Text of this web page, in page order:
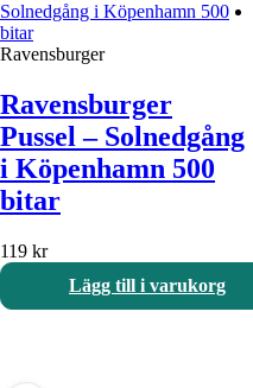
Ravensburger
Ravensburger
Pussel – Solnedgång
i Köpenhamn 500
bitar
119 kr
Lägg till i varukorg